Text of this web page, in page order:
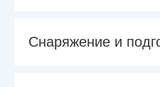
Снаряжение и